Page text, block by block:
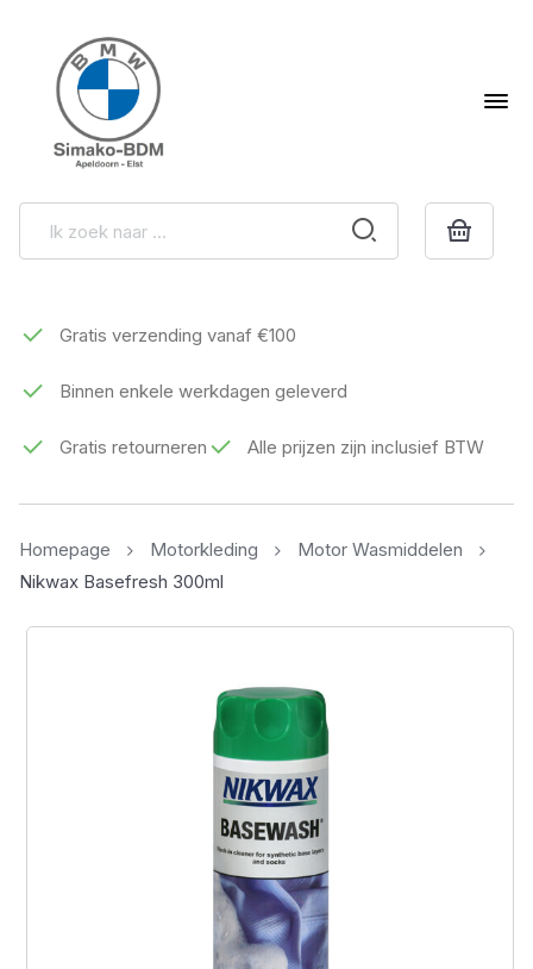
Gratis verzending vanaf €100
Binnen enkele werkdagen geleverd
Gratis retourneren Alle prijzen zijn inclusief BTW
Homepage Motorkleding
Motor Wasmiddelen
Nikwax Basefresh 300ml